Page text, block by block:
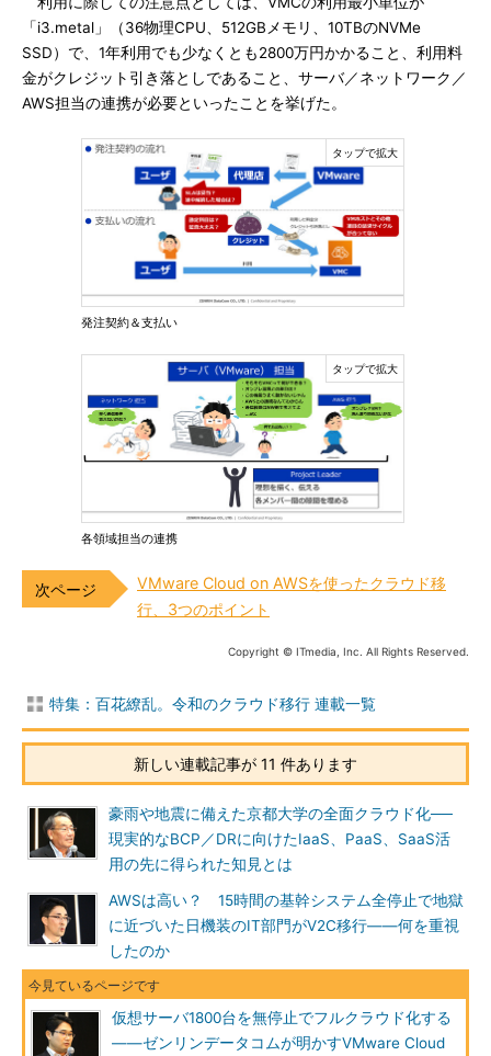
「i3.metal」（36物理CPU、512GBメモリ、10TBのNVMe
SSD）で、1年利用でも少なくとも2800万円かかること、利用料
金がクレジット引き落としであること、サーバ／ネットワーク／
AWS担当の連携が必要といったことを挙げた。
発注契約＆支払い
各領域担当の連携
VMware Cloud on AWSを使ったクラウド移
行、3つのポイント
Copyright © ITmedia, Inc. All Rights Reserved.
特集：百花繚乱。令和のクラウド移行 連載一覧
新しい連載記事が 11 件あります
豪雨や地震に備えた京都大学の全面クラウド化──
現実的なBCP／DRに向けたIaaS、PaaS、SaaS活
用の先に得られた知見とは
AWSは高い？ 15時間の基幹システム全停止で地獄
に近づいた日機装のIT部門がV2C移行――何を重視
したのか
仮想サーバ1800台を無停止でフルクラウド化する
――ゼンリンデータコムが明かすVMware Cloud